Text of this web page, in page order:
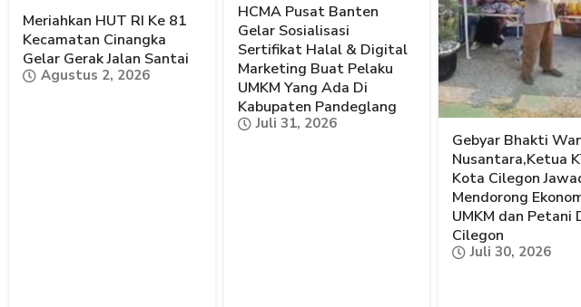
Meriahkan HUT RI Ke 81
Kecamatan Cinangka
Gelar Gerak Jalan Santai
Agustus 2, 2026
HCMA Pusat Banten
Gelar Sosialisasi
Sertifikat Halal & Digital
Marketing Buat Pelaku
UMKM Yang Ada Di
Kabupaten Pandeglang
Juli 31, 2026
Gebyar Bhakti
Nusantara,Ketua
Kota Cilegon
Mendorong
UMKM dan Petani
Cilegon
Juli 30, 2026